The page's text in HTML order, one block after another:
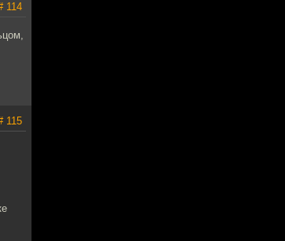
114
115